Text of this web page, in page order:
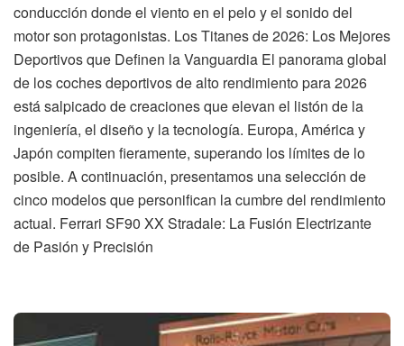
conducción donde el viento en el pelo y el sonido del
motor son protagonistas. Los Titanes de 2026: Los Mejores
Deportivos que Definen la Vanguardia El panorama global
de los coches deportivos de alto rendimiento para 2026
está salpicado de creaciones que elevan el listón de la
ingeniería, el diseño y la tecnología. Europa, América y
Japón compiten fieramente, superando los límites de lo
posible. A continuación, presentamos una selección de
cinco modelos que personifican la cumbre del rendimiento
actual. Ferrari SF90 XX Stradale: La Fusión Electrizante
de Pasión y Precisión